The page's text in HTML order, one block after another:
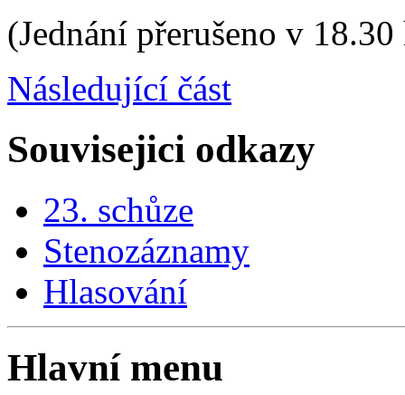
(Jednání přerušeno v
Následující část
Souvisejici odkazy
23. schůze
Stenozáznamy
Hlasování
Hlavní menu